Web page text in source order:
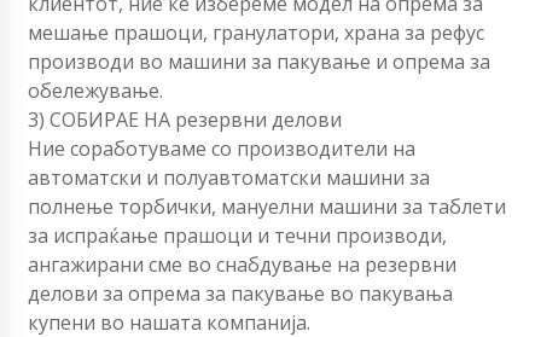
мешање прашоци, гранулатори, храна за рефус
производи во машини за пакување и опрема за
обележување.
3) СОБИРАЕ НА резервни делови
Ние соработуваме со производители на
автоматски и полуавтоматски машини за
полнење торбички, мануелни машини за таблети
за испраќање прашоци и течни производи,
ангажирани сме во снабдување на резервни
делови за опрема за пакување во пакувања
купени во нашата компанија.